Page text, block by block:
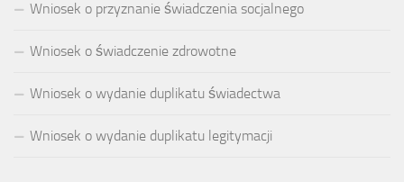
Wniosek o przyznanie świadczenia socjalnego
Wniosek o świadczenie zdrowotne
Wniosek o wydanie duplikatu świadectwa
Wniosek o wydanie duplikatu legitymacji